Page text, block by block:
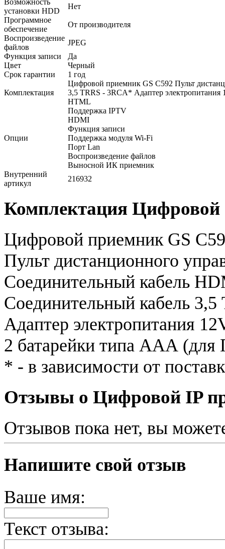
Возможность
установки HDD
Нет
Программное
обеспечение
От производителя
Воспроизведение
файлов
JPEG
Функция записи
Да
Цвет
Черный
Срок гарантии
1 год
Комплектация
Цифровой приемник GS C592 Пульт
3,5 TRRS - 3RCA* Адаптер
HTML
Опции
Поддержка IPTV
HDMI
Функция записи
Поддержка модуля Wi-Fi
Порт Lan
Воспроизведение файлов
Выносной ИК приемник
Внутренний
артикул
216932
Комплектация Цифровой
Цифровой приемник GS
Пульт дистанционного
Соединительный кабель
Соединительный кабель
Адаптер электропитания
2 батарейки типа AAА
* - в зависимости от
Отзывы о Цифровой IP
Отзывов пока нет, вы
Напишите свой отзыв
Ваше имя:
Текст отзыва: